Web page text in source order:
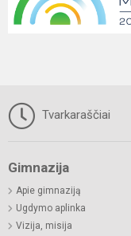
Tvarkaraščiai
Gimnazija
Apie gimnaziją
Ugdymo aplinka
Vizija, misija